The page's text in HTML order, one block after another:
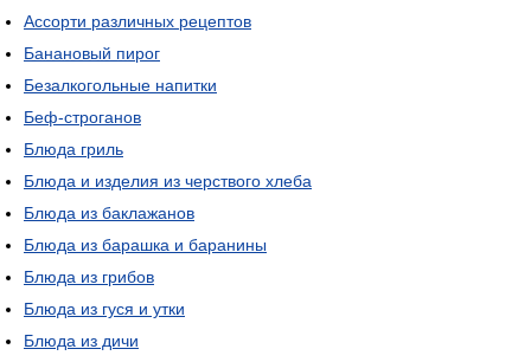
Ассорти различных рецептов
Банановый пирог
Безалкогольные напитки
Беф-строганов
Блюда гриль
Блюда и изделия из черствого хлеба
Блюда из баклажанов
Блюда из барашка и баранины
Блюда из грибов
Блюда из гуся и утки
Блюда из дичи